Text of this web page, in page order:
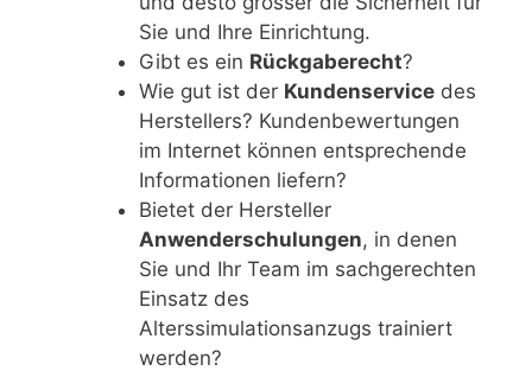
Sie und Ihre Einrichtung.
Gibt es ein Rückgaberecht?
Wie gut ist der Kundenservicedes
Herstellers? Kundenbewertungen
im Internet können entsprechende
Informationen liefern?
Bietet der Hersteller
Anwenderschulungen, in denen
Sie und Ihr Team im sachgerechten
Einsatz des
Alterssimulationsanzugs trainiert
werden?